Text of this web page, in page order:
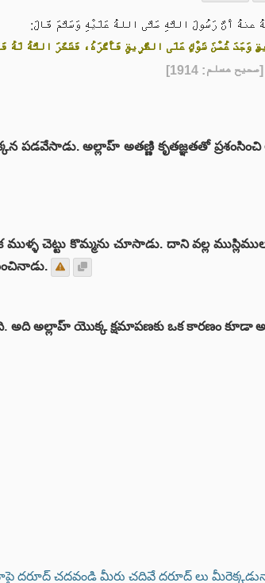
عنهُ أَنَّ رَسُولَ اللَّهِ صَلَّى اللهُ عَلَيْهِ وَسَلَّمَ قَالَ:
وَجَدَ غُصْنَ شَوْكٍ عَلَى الطَّرِيقِ فَأَخَّرَهُ، فَشَكَرَ اللَّهُ لَهُ
مسلم: 1914]
పడవేసాడు. అల్లాహ్ అతణ్ణి కృతజ్ఞతతో ప్రశంసించి
చెట్టు కొమ్మను చూసాడు. దాని వల్ల
అల్లాహ్ యొక్క క్షమాపణకు ఒక కారణం కూడా
చదవండి మీరు చదివే దరూద్ లు